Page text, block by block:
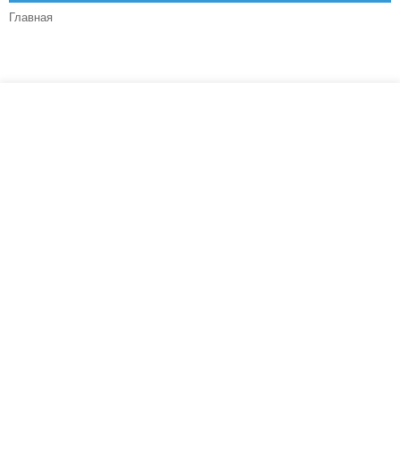
Главная